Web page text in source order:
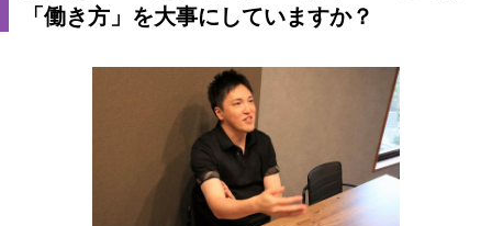
「働き方」を大事にしていますか？